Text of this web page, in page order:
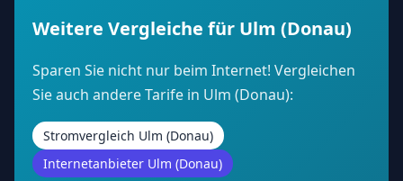
Weitere Vergleiche für Ulm (Donau)
Sparen Sie nicht nur beim Internet! Vergleichen
Sie auch andere Tarife in Ulm (Donau):
Stromvergleich Ulm (Donau)
Internetanbieter Ulm (Donau)